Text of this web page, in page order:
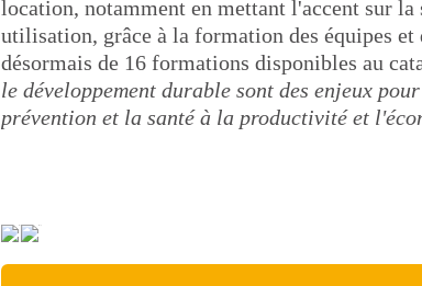
location, notamment en mettant l'accent sur
utilisation, grâce à la formation des équipes et
désormais de 16 formations disponibles au
le développement durable sont des enjeux
prévention et la santé à la productivité et